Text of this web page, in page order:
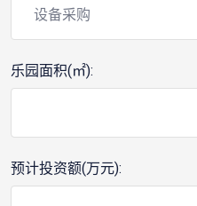
乐园面积(㎡):
预计投资额(万元):